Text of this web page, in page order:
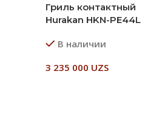
Гриль контактный
Hurakan HKN-PE44L
В наличии
3 235 000 UZS